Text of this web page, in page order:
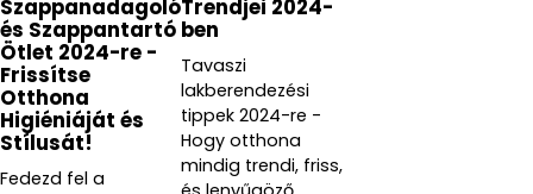
Szappanadagoló
és Szappantartó
Ötlet 2024-re -
Frissítse
Otthona
Higiéniáját és
Stílusát!
Fedezd fel a
Trendjei 2024-
ben
Tavaszi
lakberendezési
tippek 2024-re -
Hogy otthona
mindig trendi, friss,